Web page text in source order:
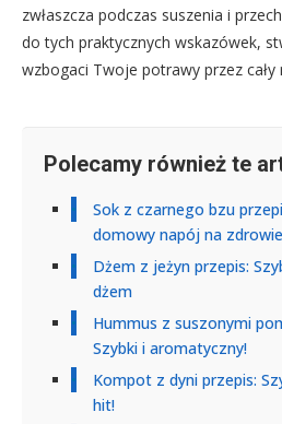
zwłaszcza podczas suszenia i
do tych praktycznych wskazówek,
wzbogaci Twoje potrawy przez cały
Polecamy również te
Sok z czarnego bzu
domowy napój na
Dżem z jeżyn przepis:
dżem
Hummus z suszonymi
Szybki i aromatyczny!
Kompot z dyni przepis:
hit!